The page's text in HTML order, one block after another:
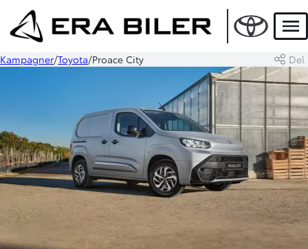
Kampagner Toyota Proace City Del